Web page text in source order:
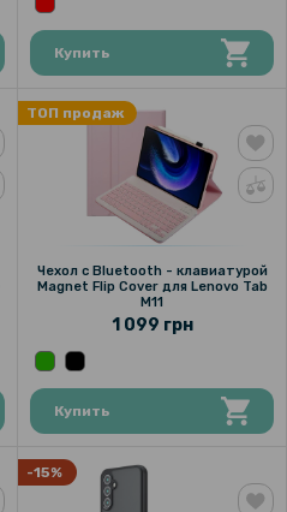
Купить
ТОП продаж
Чехол с Bluetooth - клавиатурой
Magnet Flip Cover для Lenovo Tab
M11
1 099 грн
Купить
-15%